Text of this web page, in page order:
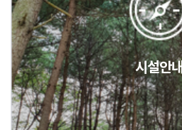
시설안내